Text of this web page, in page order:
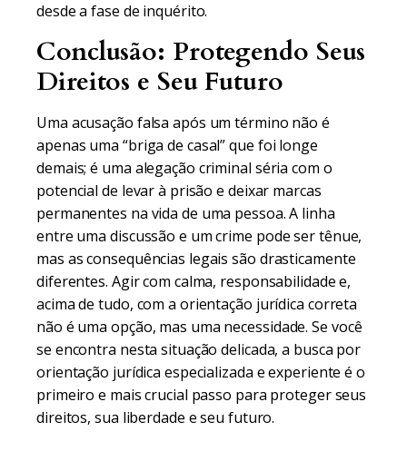
desde a fase de inquérito.
Conclusão: Protegendo Seus
Direitos e Seu Futuro
Uma acusação falsa após um término não é
apenas uma “briga de casal” que foi longe
demais; é uma alegação criminal séria com o
potencial de levar à prisão e deixar marcas
permanentes na vida de uma pessoa. A linha
entre uma discussão e um crime pode ser tênue,
mas as consequências legais são drasticamente
diferentes. Agir com calma, responsabilidade e,
acima de tudo, com a orientação jurídica correta
não é uma opção, mas uma necessidade. Se você
se encontra nesta situação delicada, a busca por
orientação jurídica especializada e experiente é o
primeiro e mais crucial passo para proteger seus
direitos, sua liberdade e seu futuro.